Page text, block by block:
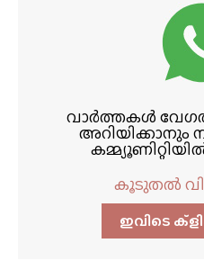
വാർത്തകൾ
അറിയിക്കാനും
കൂടുതൽ
ഇവിടെ